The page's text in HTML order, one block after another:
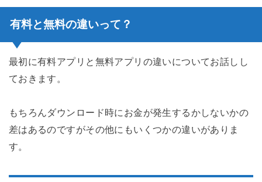
有料と無料の違いって？
最初に有料アプリと無料アプリの違いについてお話しし
ておきます。
もちろんダウンロード時にお金が発生するかしないかの
差はあるのですがその他にもいくつかの違いがありま
す。